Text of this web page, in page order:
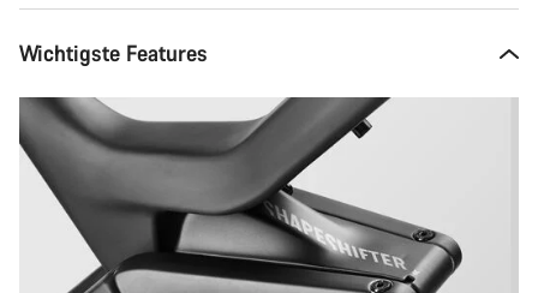
Wichtigste Features